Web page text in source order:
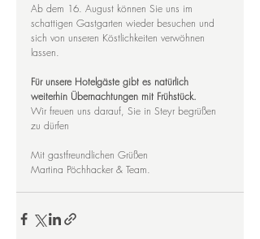
Ab dem 16. August können Sie uns im
schattigen Gastgarten wieder besuchen und
sich von unseren Köstlichkeiten verwöhnen
lassen.
Für unsere Hotelgäste gibt es natürlich
weiterhin Übernachtungen mit Frühstück.
Wir freuen uns darauf, Sie in Steyr begrüßen
zu dürfen
Mit gastfreundlichen Grüßen
Martina Pöchhacker & Team.